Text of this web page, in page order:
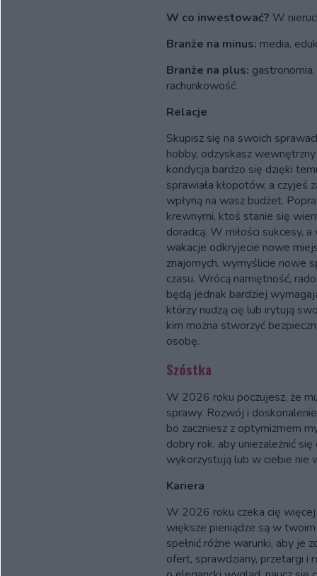
W co inwestować? W
Branże na minus: media,
Branże na plus:
rachunkowość.
Relacje
Skupisz się na swoich
hobby, odzyskasz
kondycja bardzo się dzięki
sprawiała kłopotów, a
wpłyną na wasz budżet.
krewnymi, ktoś stanie się
doradcą. W miłości sukcesy,
wakacje odkryjecie nowe
znajomych, wymyślicie nowe
czasu. Wrócą namiętność,
będą jednak bardziej
którzy nudzą cię lub irytują
kim można stworzyć
osobę.
Szóstka
W 2026 roku poczujesz, że
sprawy. Rozwój i
bo zaczniesz z optymizmem
dobry rok, aby uniezależnić
wykorzystują lub w ciebie nie
Kariera
W 2026 roku czeka cię więcej
większe pieniądze są w
spełnić różne warunki, aby je
ofert, sprawdziany, przetargi i